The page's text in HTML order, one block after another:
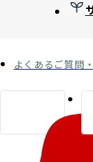
よくあるご質問